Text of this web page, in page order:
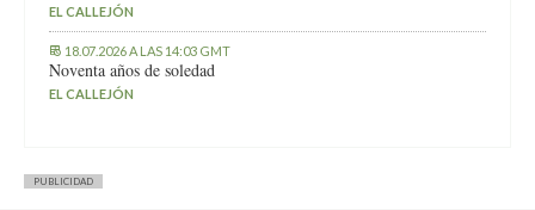
EL CALLEJÓN
18.07.2026 A LAS 14:03 GMT
Noventa años de soledad
EL CALLEJÓN
PUBLICIDAD